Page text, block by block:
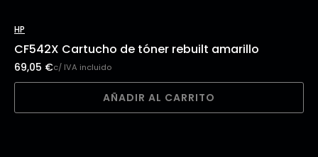
HP
CF542X Cartucho de tóner rebuilt amarillo
69,05 €c/ IVA incluido
AÑADIR AL CARRITO